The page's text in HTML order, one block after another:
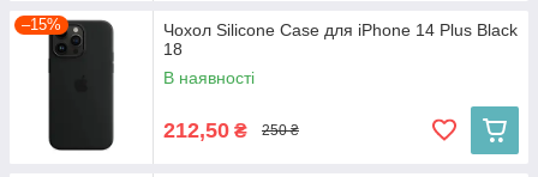
–15%
Чохол Silicone Case для iPhone 14 Plus Black
18
В наявності
212,50 ₴ 250 ₴